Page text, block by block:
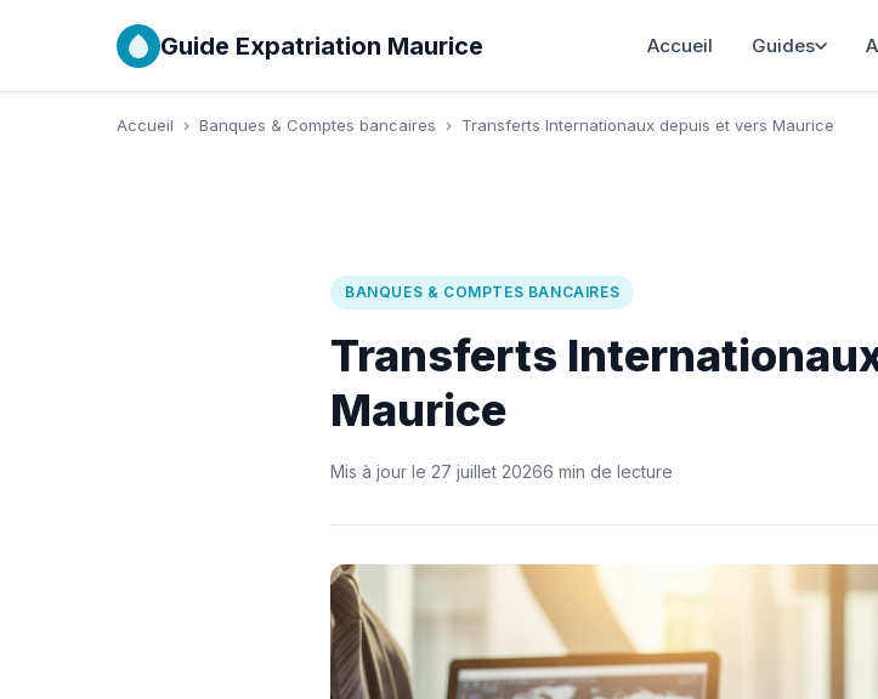
Guide Expatriation Maurice Accueil Guides
Accueil › Banques & Comptes bancaires › Transferts Internationaux depuis et vers Maurice
BANQUES & COMPTES BANCAIRES
Transferts
Maurice
Mis à jour le 27 juillet 20266 min de lecture